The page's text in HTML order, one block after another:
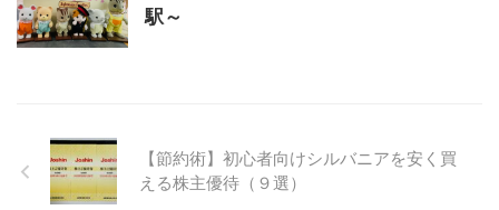
駅～
【節約術】初心者向けシルバニアを安く買
える株主優待（９選）